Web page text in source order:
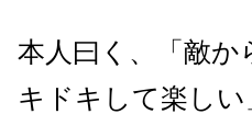
本人曰く、「敵
キドキして楽しい